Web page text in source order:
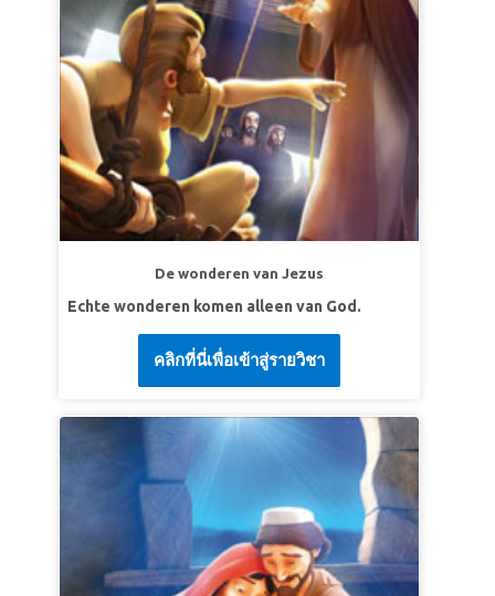
De wonderen van Jezus
Echte wonderen komen alleen van God.
คลิกที่นี่เพื่อเข้าสู่รายวิชา